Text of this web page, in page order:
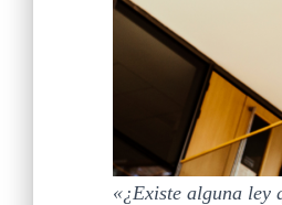
«¿Existe alguna ley